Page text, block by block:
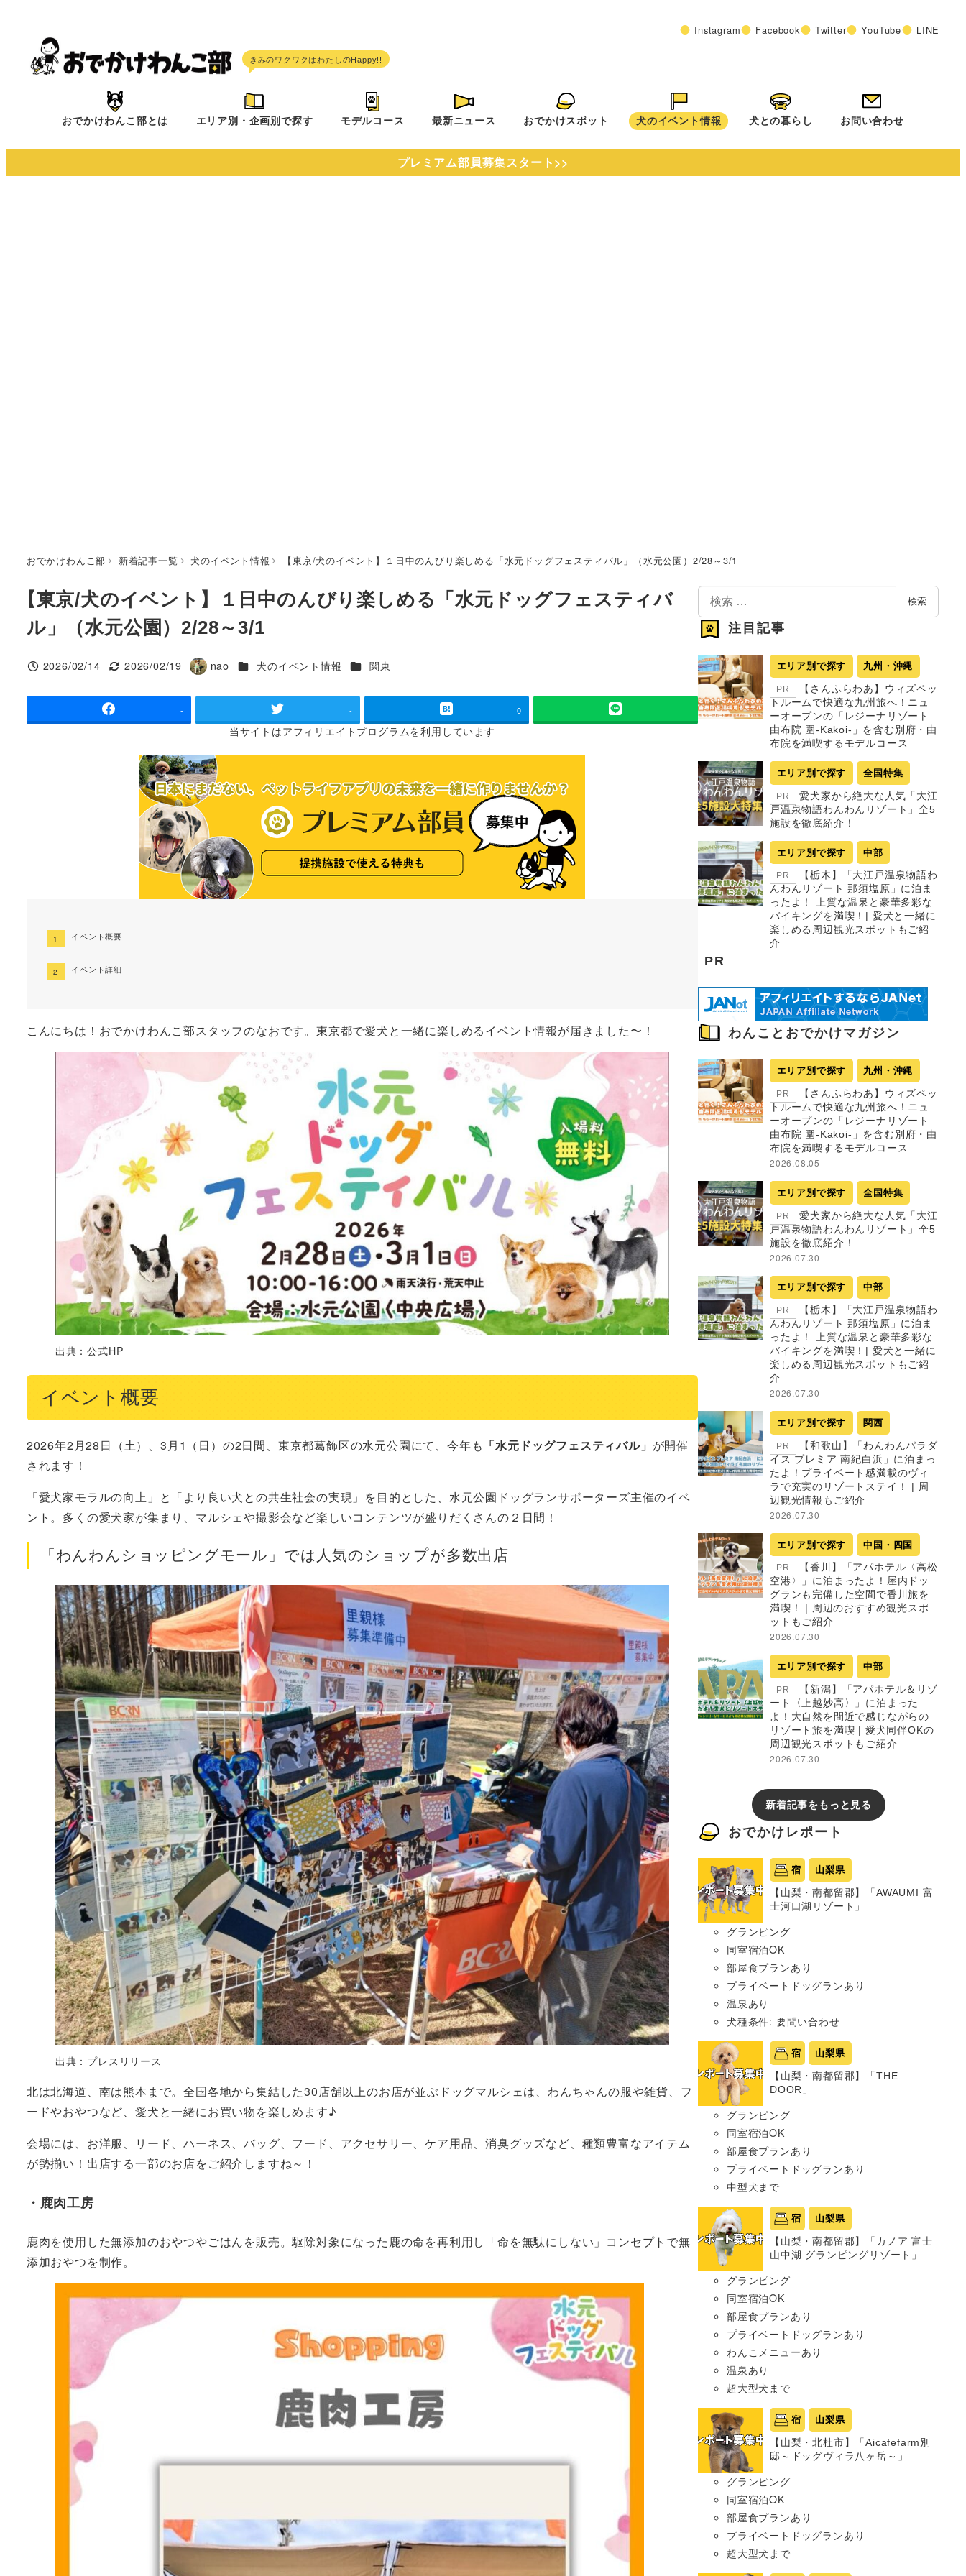
へ
Instagram Facebook Twitter YouTube LINE
おでかけわんこ部とは エリア別・企画別で探す モデルコース 最新ニュース おでかけスポット 犬のイベント情報 犬との暮らし お問い合わせ
プレミアム部員募集スタート>>
おでかけわんこ部 新着記事一覧 犬のイベント情報 【東京/犬のイベント】１日中のんびり楽しめる「水元ドッグフェスティバル」（水元公園）2/28～3/1
【東京/犬のイベント】１日中のんびり楽しめる「水元ドッグフェスティバ
ル」（水元公園）2/28～3/1
投稿日
2026/02/14
更新日
2026/02/19
著
nao カテゴリー
犬のイベント情報 カテゴリー
関東
- - 0
当サイトはアフィリエイトプログラムを利用しています
イベント概要
イベント詳細
こんにちは！おでかけわんこ部スタッフのなおです。東京都で愛犬と一緒に楽しめるイベント情報が届きました〜！
出典：公式HP
イベント概要
2026年2月28日（土）、3月1（日）の2日間、東京都葛飾区の水元公園にて、今年も 「水元ドッグフェスティバル」 が開催
されます！
「愛犬家モラルの向上」と「より良い犬との共生社会の実現」を目的とした、水元公園ドッグランサポーターズ主催のイベ
ント。多くの愛犬家が集まり、マルシェや撮影会など楽しいコンテンツが盛りだくさんの２日間！
「わんわんショッピングモール」では人気のショップが多数出店
出典：プレスリリース
北は北海道、南は熊本まで。全国各地から集結した30店舗以上のお店が並ぶドッグマルシェは、わんちゃんの服や雑貨、フ
ードやおやつなど、愛犬と一緒にお買い物を楽しめます♪
会場には、お洋服、リード、ハーネス、バッグ、フード、アクセサリー、ケア用品、消臭グッズなど、種類豊富なアイテム
が勢揃い！出店する一部のお店をご紹介しますね～！
・鹿肉工房
鹿肉を使用した無添加のおやつやごはんを販売。駆除対象になった鹿の命を再利用し「命を無駄にしない」コンセプトで無
添加おやつを制作。
検
索
検索
注目記事
エリア別で探す 九州・沖縄
PR
【さんふらわあ】ウィズペッ
トルームで快適な九州旅へ！ニュ
ーオープンの「レジーナリゾート
由布院 圍-Kakoi-」を含む別府・由
布院を満喫するモデルコース
エリア別で探す 全国特集
PR
愛犬家から絶大な人気「大江
戸温泉物語わんわんリゾート」全5
施設を徹底紹介！
エリア別で探す 中部
PR
【栃木】「大江戸温泉物語わ
んわんリゾート 那須塩原」に泊ま
ったよ！ 上質な温泉と豪華多彩な
バイキングを満喫！| 愛犬と一緒に
楽しめる周辺観光スポットもご紹
介
PR
わんことおでかけマガジン
エリア別で探す 九州・沖縄
PR
【さんふらわあ】ウィズペッ
トルームで快適な九州旅へ！ニュ
ーオープンの「レジーナリゾート
由布院 圍-Kakoi-」を含む別府・由
布院を満喫するモデルコース
2026.08.05
エリア別で探す 全国特集
PR
愛犬家から絶大な人気「大江
戸温泉物語わんわんリゾート」全5
施設を徹底紹介！
2026.07.30
エリア別で探す 中部
PR
【栃木】「大江戸温泉物語わ
んわんリゾート 那須塩原」に泊ま
ったよ！ 上質な温泉と豪華多彩な
バイキングを満喫！| 愛犬と一緒に
楽しめる周辺観光スポットもご紹
介
2026.07.30
エリア別で探す 関西
PR
【和歌山】「わんわんパラダ
イス プレミア 南紀白浜」に泊まっ
たよ！プライベート感満載のヴィ
ラで充実のリゾートステイ！ | 周
辺観光情報もご紹介
2026.07.30
エリア別で探す 中国・四国
PR
【香川】「アパホテル〈高松
空港〉」に泊まったよ！屋内ドッ
グランも完備した空間で香川旅を
満喫！ | 周辺のおすすめ観光スポ
ットもご紹介
2026.07.30
エリア別で探す 中部
PR
【新潟】「アパホテル＆リゾ
ート〈上越妙高〉」に泊まった
よ！大自然を間近で感じながらの
リゾート旅を満喫 | 愛犬同伴OKの
周辺観光スポットもご紹介
2026.07.30
新着記事をもっと見る
おでかけレポート
宿 山梨県
【山梨・南都留郡】「AWAUMI 富
士河口湖リゾート」
グランピング
同室宿泊OK
部屋食プランあり
プライベートドッグランあり
温泉あり
犬種条件: 要問い合わせ
宿 山梨県
【山梨・南都留郡】「THE
DOOR」
グランピング
同室宿泊OK
部屋食プランあり
プライベートドッグランあり
中型犬まで
宿 山梨県
【山梨・南都留郡】「カノア 富士
山中湖 グランピングリゾート」
グランピング
同室宿泊OK
部屋食プランあり
プライベートドッグランあり
わんこメニューあり
温泉あり
超大型犬まで
宿 山梨県
【山梨・北杜市】「Aicafefarm別
邸～ドッグヴィラ八ヶ岳～」
グランピング
同室宿泊OK
部屋食プランあり
プライベートドッグランあり
超大型犬まで